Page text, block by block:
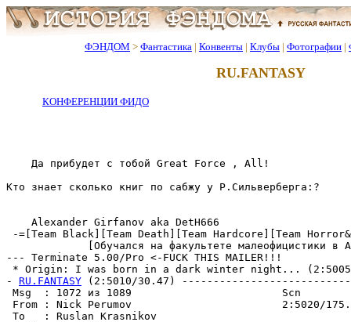
ФЭНДОМ > Фантастика | Конвенты | Клубы | Фотографии |
RU.FANTASY
КОНФЕРЕНЦИИ ФИДО
    Да прибудет с тобой Great Force , All!
Кто знает сколько книг по сабжу у Р.Сильвеpбеpга:?
    Alexander Girfanov aka DetH666
-=[Team Black][Team Death][Team Hardcore][Team
[Обучался на факультете малеофицистики в
--- Terminate 5.00/Pro <-FUCK THIS MAILER!!!
* Origin: I was born in a dark winter night...
- RU.FANTASY (2:5010/30.47)
Msg  : 1072 из 1089                        Scn
From : Nick Perumov                        2:5020/175.2
To   : Ruslan Krasnikov